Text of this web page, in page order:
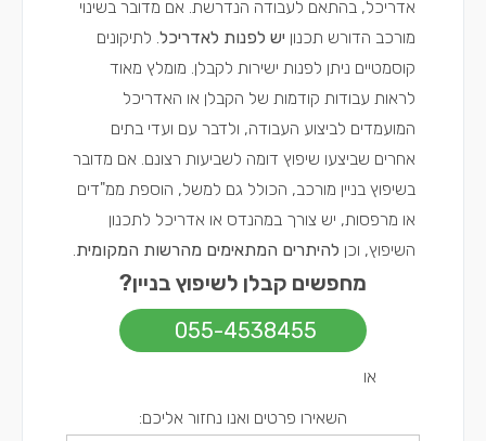
אדריכל, בהתאם לעבודה הנדרשת. אם מדובר בשינוי
מורכב הדורש תכנון יש לפנות לאדריכל. לתיקונים
קוסמטיים ניתן לפנות ישירות לקבלן. מומלץ מאוד
לראות עבודות קודמות של הקבלן או האדריכל
המועמדים לביצוע העבודה, ולדבר עם ועדי בתים
אחרים שביצעו שיפוץ דומה לשביעות רצונם. אם מדובר
בשיפוץ בניין מורכב, הכולל גם למשל, הוספת ממ"דים
או מרפסות, יש צורך במהנדס או אדריכל לתכנון
השיפוץ, וכן להיתרים המתאימים מהרשות המקומית.
מחפשים קבלן לשיפוץ בניין?
055-4538455
או
השאירו פרטים ואנו נחזור אליכם: